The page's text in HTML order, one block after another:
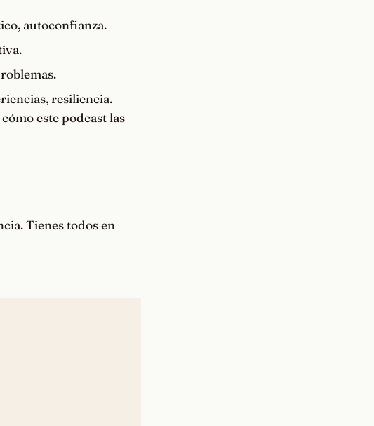
autoconfianza.
resiliencia.
este podcast las
Tienes todos en